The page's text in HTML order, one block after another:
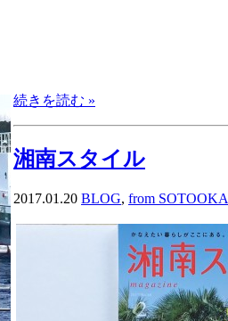
続きを読む »
湘南スタイル
2017.01.20 BLOG, from SOTOOKA